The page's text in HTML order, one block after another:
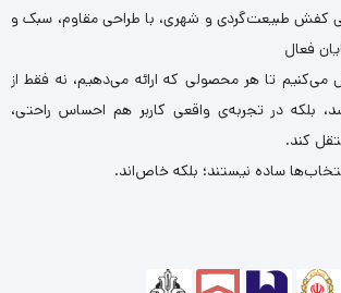
کفش طبیعت‌گردی و شهری، با طراحی مقاوم، سبک و
فعال
می‌کنیم تا هر محصولی که ارائه می‌دهیم، نه فقط از
بلکه در تجربه‌ی واقعی کاربر هم احساس راحتی،
کند.
ساده نیستند؛ بلکه خاص‌اند.